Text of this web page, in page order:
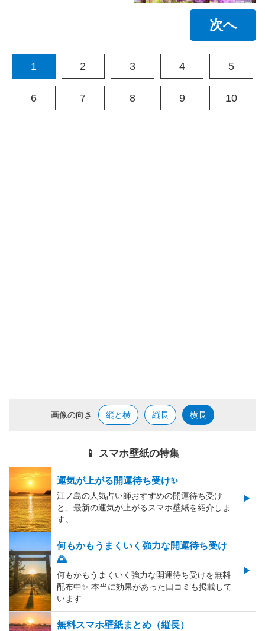
次へ
1 2 3 4 5
6 7 8 9 10
画像の向き 縦と横 縦長 横長
📱 スマホ壁紙の特集
運気が上がる開運待ち受け✨
江ノ島の人気占い師おすすめの開運待ち受け
と、最新の運気が上がるスマホ壁紙を紹介しま
す。
何もかもうまくいく強力な開運待ち受け
🌅
何もかもうまくいく強力な開運待ち受けを無料
配布中✨️ 本当に効果があった口コミも掲載して
います
無料スマホ壁紙まとめ（縦長）